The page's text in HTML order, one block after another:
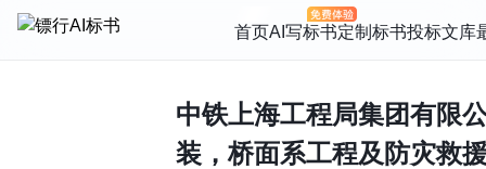
首页AI写标书定制标书投标文库
中铁上海工程局集团有限
装，桥面系工程及防灾救